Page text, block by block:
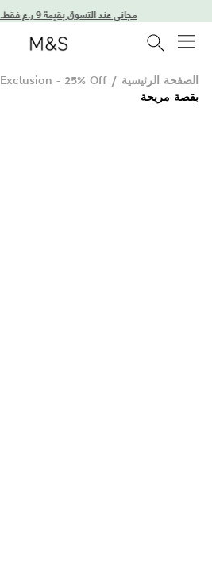
الصفحة الرئيسية /
Exclusion - 25% Off
بقصة مريحة